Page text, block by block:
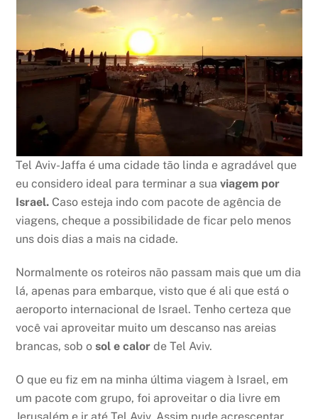
Tel Aviv-Jaffa é uma cidade tão linda e agradável que
eu considero ideal para terminar a suaviagem por
Israel. Caso esteja indo com pacote de agência de
viagens, cheque a possibilidade de ficar pelo menos
uns dois dias a mais na cidade.
Normalmente os roteiros não passam mais que um dia
lá, apenas para embarque, visto que é ali que está o
aeroporto internacional de Israel. Tenho certeza que
você vai aproveitar muito um descanso nas areias
brancas, sob osol e calor de Tel Aviv.
O que eu fiz em na minha última viagem à Israel, em
um pacote com grupo, foi aproveitar o dia livre em
Jerusalém e ir até Tel Aviv. Assim pude acrescentar